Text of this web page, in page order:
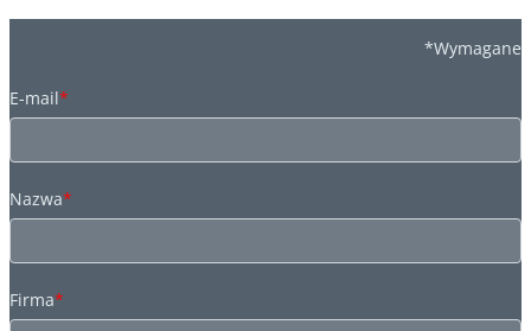
*Wymagane
E-mail*
Nazwa*
Firma*